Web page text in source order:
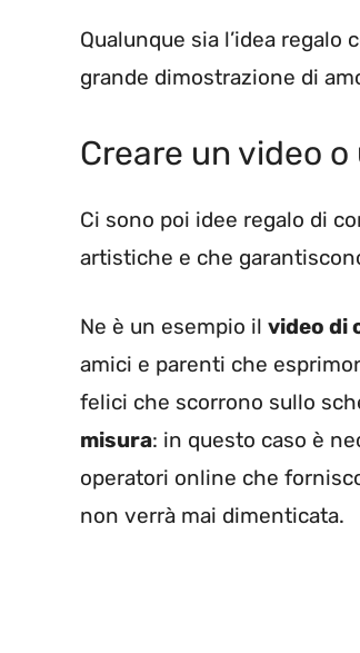
Qualunque sia l’idea
grande dimostrazione di
Creare un video
Ci sono poi idee regalo di
artistiche e che
Ne è un esempio il video di
amici e parenti che
felici che scorrono sullo
misura: in questo caso è
operatori online che
non verrà mai dimenticata.